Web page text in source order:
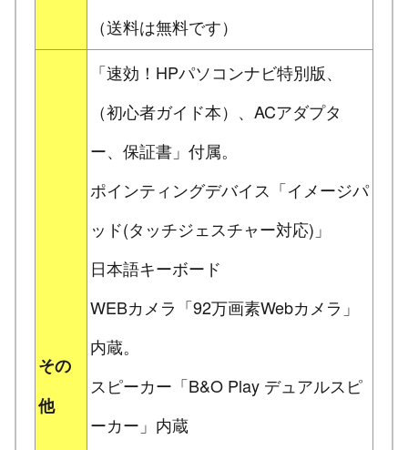
（送料は無料です）
その
他
「速効！HPパソコンナビ特別版、
（初心者ガイド本）、ACアダプタ
ー、保証書」付属。
ポインティングデバイス「イメージパ
ッド(タッチジェスチャー対応)」
日本語キーボード
WEBカメラ「92万画素Webカメラ」
内蔵。
スピーカー「B&O Play デュアルスピ
ーカー」内蔵